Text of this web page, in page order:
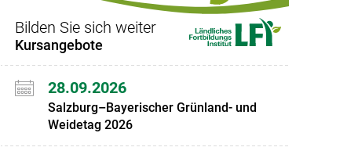
Bilden Sie sich weiter
Kursangebote
28.09.2026
Salzburg–Bayerischer Grünland- und
Weidetag 2026